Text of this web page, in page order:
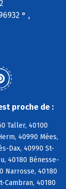
° ,
proche de :
Taller, 40100
40990 Mées,
Dax, 40990 St-
40180 Bénesse-
Narrosse, 40180
Cambran, 40180